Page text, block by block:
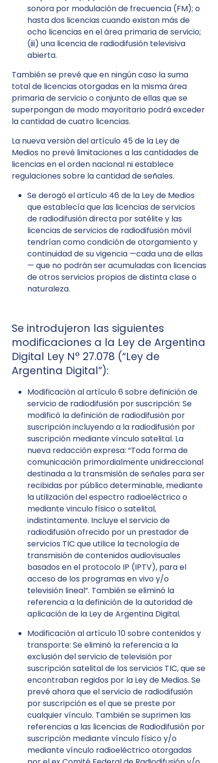
sonora por modulación de frecuencia (FM); o
hasta dos licencias cuando existan más de
ocho licencias en el área primaria de servicio;
(iii) una licencia de radiodifusión televisiva
abierta.
También se prevé que en ningún caso la suma
total de licencias otorgadas en la misma área
primaria de servicio o conjunto de ellas que se
superpongan de modo mayoritario podrá exceder
la cantidad de cuatro licencias.
La nueva versión del artículo 45 de la Ley de
Medios no prevé limitaciones a las cantidades de
licencias en el orden nacional ni establece
regulaciones sobre la cantidad de señales.
Se derogó el artículo 46 de la Ley de Medios
que establecía que las licencias de servicios
de radiodifusión directa por satélite y las
licencias de servicios de radiodifusión móvil
tendrían como condición de otorgamiento y
continuidad de su vigencia —cada una de ellas
— que no podrán ser acumuladas con licencias
de otros servicios propios de distinta clase o
naturaleza.
Se introdujeron las siguientes
modificaciones a la Ley de Argentina
Digital Ley N° 27.078 (“Ley de
Argentina Digital”):
Modificación al artículo 6 sobre definición de
servicio de radiodifusión por suscripción: Se
modificó la definición de radiodifusión por
suscripción incluyendo a la radiodifusión por
suscripción mediante vínculo satelital. La
nueva redacción expresa: “Toda forma de
comunicación primordialmente unidireccional
destinada a la transmisión de señales para ser
recibidas por público determinable, mediante
la utilización del espectro radioeléctrico o
mediante vinculo físico o satelital,
indistintamente. Incluye el servicio de
radiodifusión ofrecido por un prestador de
servicios TIC que utilice la tecnología de
transmisión de contenidos audiovisuales
basados en el protocolo IP (IPTV), para el
acceso de los programas en vivo y/o
televisión lineal”. También se eliminó la
referencia a la definición de la autoridad de
aplicación de la Ley de Argentina Digital.
Modificación al artículo 10 sobre contenidos y
transporte: Se eliminó la referencia a la
exclusión del servicio de televisión por
suscripción satelital de los servicios TIC, que se
encontraban regidos por la Ley de Medios. Se
prevé ahora que el servicio de radiodifusión
por suscripción es el que se preste por
cualquier vínculo. También se suprimen las
referencias a las licencias de Radiodifusión por
suscripción mediante vínculo físico y/o
mediante vínculo radioeléctrico otorgadas